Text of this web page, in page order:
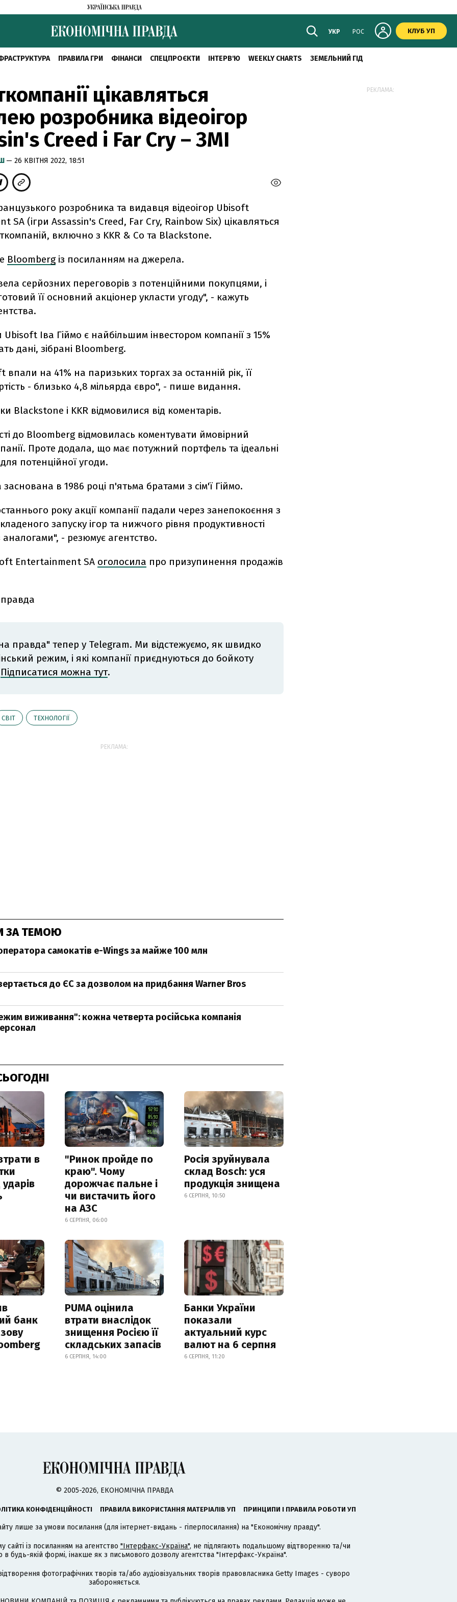
УКР РОС КЛУБ УП
ПРАВИЛА ГРИ ФІНАНСИ СПЕЦПРОЄКТИ ІНТЕРВ'Ю WEEKLY CHARTS ЗЕМЕЛЬНИЙ ГІД
цікавляться
розробника відеоігор
Creed і Far Cry – ЗМІ
— 26 КВІТНЯ 2022, 18:51
розробника та видавця відеоігор Ubisoft
SA (ігри Assassin's Creed, Far Cry, Rainbow Six) цікавляться
включно з KKR & Co та Blackstone.
Bloombergіз посиланням на джерела.
серйозних переговорів з потенційними покупцями, і
її основний акціонер укласти угоду", - кажуть
Ubisoft Іва Гіймо є найбільшим інвестором компанії з 15%
дані, зібрані Bloomberg.
впали на 41% на паризьких торгах за останній рік, її
- близько 4,8 мільярда євро", - пише видання.
Blackstone і KKR відмовилися від коментарів.
до Bloomberg відмовилась коментувати ймовірний
Проте додала, що має потужний портфель та ідеальні
потенційної угоди.
в 1986 році п'ятьма братами з сім'ї Гіймо.
року акції компанії падали через занепокоєння з
запуску ігор та нижчого рівня продуктивності
аналогами", - резюмує агентство.
Entertainment SA оголосила про призупинення продажів
правда" тепер у Telegram. Ми відстежуємо, як швидко
режим, і які компанії приєднуються до бойкоту
Підписатися можна тут.
СВІТ ТЕХНОЛОГІЇ
РЕКЛАМА:
ЗА ТЕМОЮ
самокатів e-Wings за майже 100 млн
до ЄС за дозволом на придбання Warner Bros
виживання": кожна четверта російська компанія
в
"Ринок пройде по
краю". Чому
дорожчає пальне і
чи вистачить його
на АЗС
6 СЕРПНЯ, 06:00
Росія зруйнувала
склад Bosch: уся
продукція знищена
6 СЕРПНЯ, 10:50
банк
PUMA оцінила
втрати внаслідок
знищення Росією її
складських запасів
6 СЕРПНЯ, 14:00
Банки України
показали
актуальний курс
валют на 6 серпня
6 СЕРПНЯ, 11:20
РЕКЛАМА:
© 2005-2026, ЕКОНОМІЧНА ПРАВДА
КОНФІДЕНЦІЙНОСТІ ПРАВИЛА ВИКОРИСТАННЯ МАТЕРІАЛІВ УП ПРИНЦИПИ І ПРАВИЛА РОБОТИ УП
лише за умови посилання (для інтернет-видань - гіперпосилання) на "Економічну правду".
сайті із посиланням на агентство "Інтерфакс-Україна", не підлягають подальшому відтворенню та/чи
будь-якій формі, інакше як з письмового дозволу агентства "Інтерфакс-Україна".
фотографічних творів та/або аудіовізуальних творів правовласника Getty Images - суворо
забороняється.